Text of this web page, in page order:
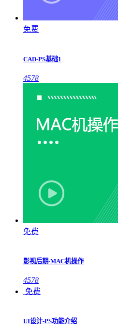
免费
CAD-PS基础1
4578
免费
影视后期-MAC机操作
4578
免费
UI设计-PS功能介绍